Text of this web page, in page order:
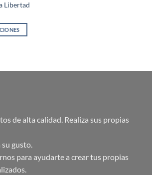
Libertad
de alta calidad. Realiza sus propias
su gusto.
para ayudarte a crear tus propias